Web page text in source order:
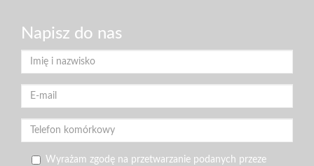
Napisz do nas
Wyrażam zgodę na przetwarzanie podanych przeze